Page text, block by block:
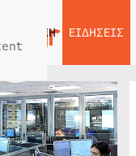
ΑΡΧΙΚΗ ΕΙΔΗΣΕΙΣ